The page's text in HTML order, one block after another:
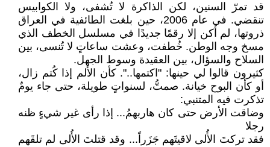
قد تمرّ السنين، لكن الذاكرة لا تُشفى، ولا الكوابيس
تنقضي. في عام 2006، حين بلغت الطائفية في العراق
ذروتها، لم أكن إلا رقمًا جديدًا في مسلسل الخطف الذي
مسخ وجه الوطن. خُطفت، وعشت ساعاتٍ لا تُنسى، بين
السلاح والسؤال، بين العقيدة وسوط الجهل.
كثيرون قالوا لي حينها: "اكتمها..". كأن الألم إذا كُتم زال،
أو كأن البوح خيانة. صمتُّ، لسنواتٍ طويلة، حتى جاء يومٌ
تذكرت فيه المتنبي:
وضاقت الأرض حتى كان هاربهمُ... إذا رأى غير شيءٍ ظنه
رجلا
فقد تركتَ الأُلى لاقيتَهم جَزَراً... وقد قتلتَ الأُلى لم تلقَهم